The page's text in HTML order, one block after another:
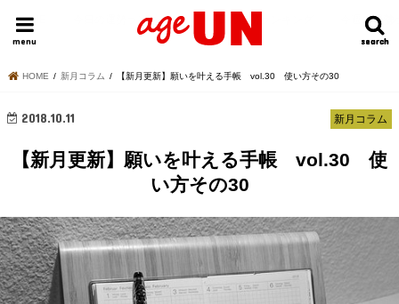
search
search
menu
HOME 今日の運勢ランキング 明日の運勢ランキング 今週の運勢
HOME 新月コラム 【新月更新】願いを叶える手帳 vol.30 使い方その30
新月コラム
2018.10.11
【新月更新】願いを叶える手帳 vol.30 使
い方その30